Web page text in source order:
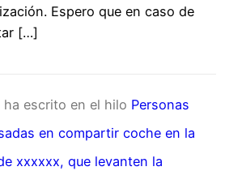
Espero que en caso de
[…]
ha escrito en el hilo Personas
en compartir coche en la
xxxxxx, que levanten la